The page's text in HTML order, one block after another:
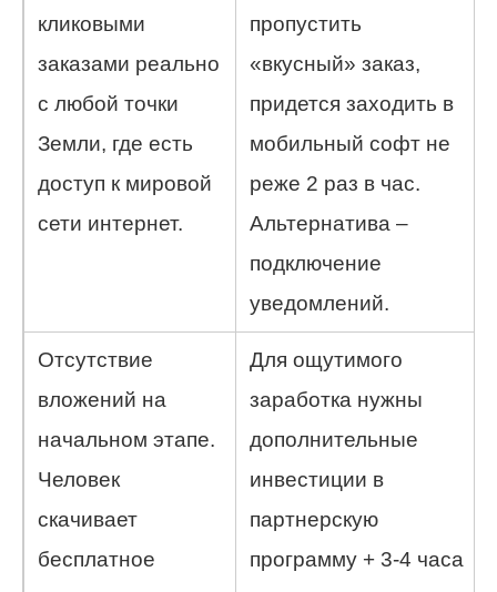
кликовыми
заказами реально
с любой точки
Земли, где есть
доступ к мировой
сети интернет.
пропустить
«вкусный» заказ,
придется заходить в
мобильный софт не
реже 2 раз в час.
Альтернатива –
подключение
уведомлений.
Отсутствие
вложений на
начальном этапе.
Человек
скачивает
бесплатное
Для ощутимого
заработка нужны
дополнительные
инвестиции в
партнерскую
программу + 3-4 часа